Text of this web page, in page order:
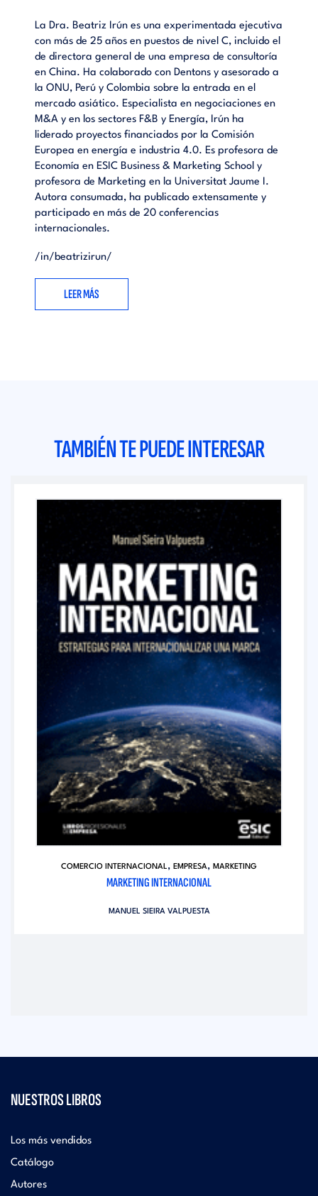
en marcha.- El éxito de lo básico.- Todos queremos lo que no
tenemos.- Pero entonces, ¿qué montamos?- Constituir una
empresa en china.- No existen las jaulas de oro.- La
importancia del equipo.- Networking y el conector.- ¿Es un
entorno de crisis un buen momento para Emprender.-
Cuando uno ve una oportunidad es muy probable que otros
también lo hagan.- Entonces, si quiero montar una nueva
empresa, ¿por dónde empiezo? Perfil del emprendedor y
Cuestiones a plantear.- Seguro que vas a tener éxito.- Y tú,
¿por qué no emprendes?- Bibliografía.
La Dra. Beatriz Irún es una experimentada ejecutiva
con más de 25 años en puestos de nivel C, incluido el
de directora general de una empresa de consultoría
en China. Ha colaborado con Dentons y asesorado a
la ONU, Perú y Colombia sobre la entrada en el
mercado asiático. Especialista en negociaciones en
M&A y en los sectores F&B y Energía, Irún ha
liderado proyectos financiados por la Comisión
Europea en energía e industria 4.0. Es profesora de
Economía en ESIC Business & Marketing School y
profesora de Marketing en la Universitat Jaume I.
Autora consumada, ha publicado extensamente y
participado en más de 20 conferencias
internacionales.
/in/beatrizirun/
LEER MÁS
TAMBIÉN TE PUEDE INTERESAR
COMERCIO INTERNACIONAL, EMPRESA, MARKETING
MARKETING INTERNACIONAL
MANUEL SIEIRA VALPUESTA
NUESTROS LIBROS
Los más vendidos
Catálogo
Autores